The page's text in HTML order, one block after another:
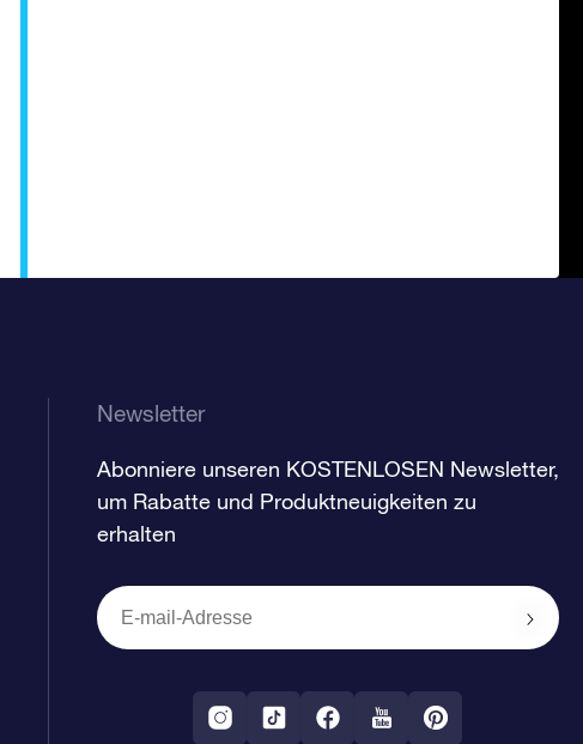
Newsletter
Abonniere unseren KOSTENLOSEN Newsletter,
um Rabatte und Produktneuigkeiten zu
erhalten